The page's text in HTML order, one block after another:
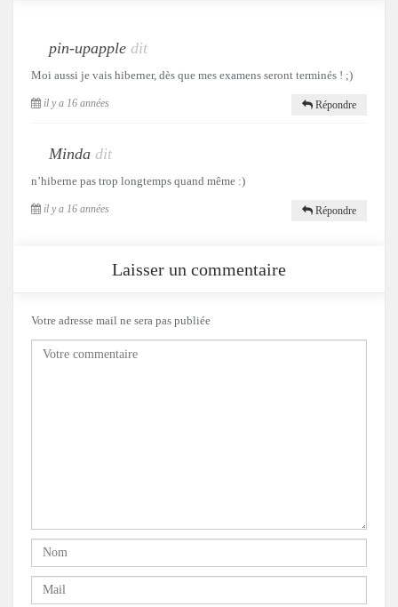
pin-upapple dit
Moi aussi je vais hiberner, dès que mes examens seront terminés ! ;)
il y a 16 années Répondre
Minda dit
n’hiberne pas trop longtemps quand même :)
il y a 16 années Répondre
Laisser un commentaire
Votre adresse mail ne sera pas publiée